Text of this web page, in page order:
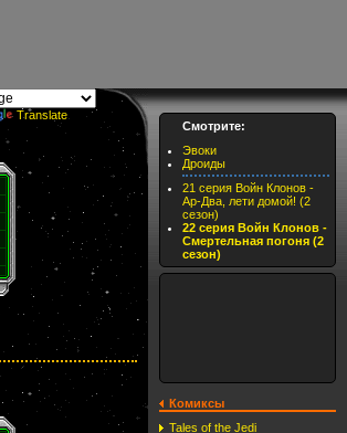
Translate
Смотрите:
Эвоки
Дроиды
21 серия Войн Клонов -
Ар-Два, лети домой! (2
сезон)
22 серия Войн Клонов -
Смертельная погоня (2
сезон)
Комиксы
Tales of the Jedi